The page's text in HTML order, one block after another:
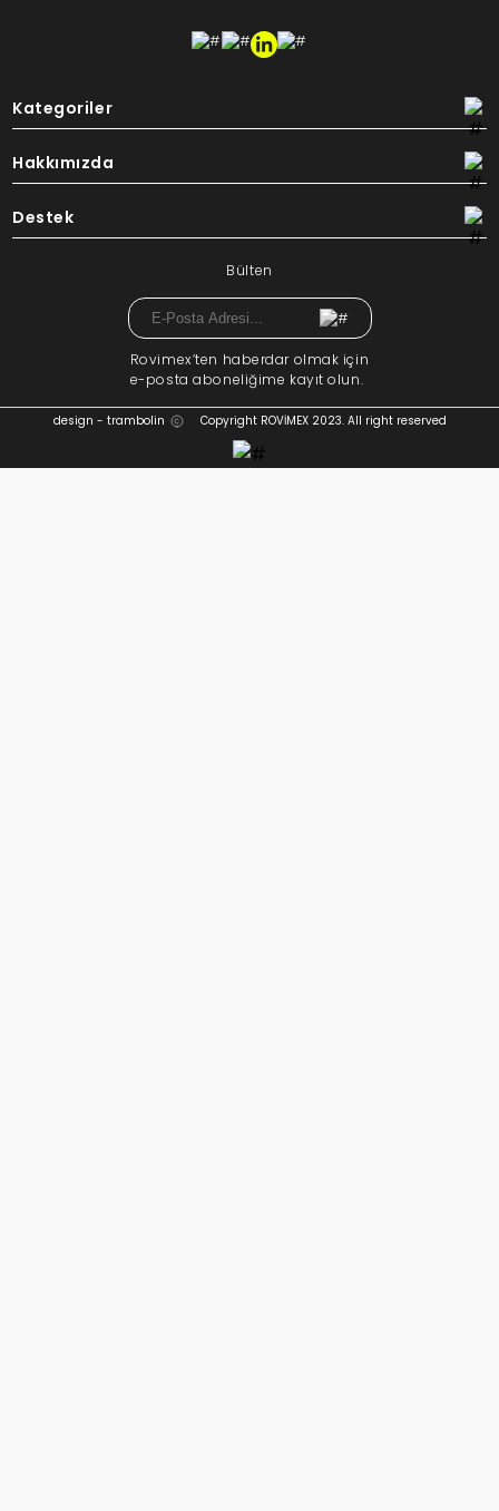
Kategoriler
Hakkımızda
Destek
Bülten
Rovimex’ten haberdar olmak için
e-posta aboneliğime kayıt olun.
design - trambolin Copyright ROVİMEX 2023. All right reserved